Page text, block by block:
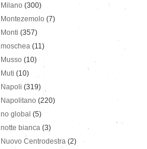
Milano (300)
Montezemolo (7)
Monti (357)
moschea (11)
Musso (10)
Muti (10)
Napoli (319)
Napolitano (220)
no global (5)
notte bianca (3)
Nuovo Centrodestra (2)